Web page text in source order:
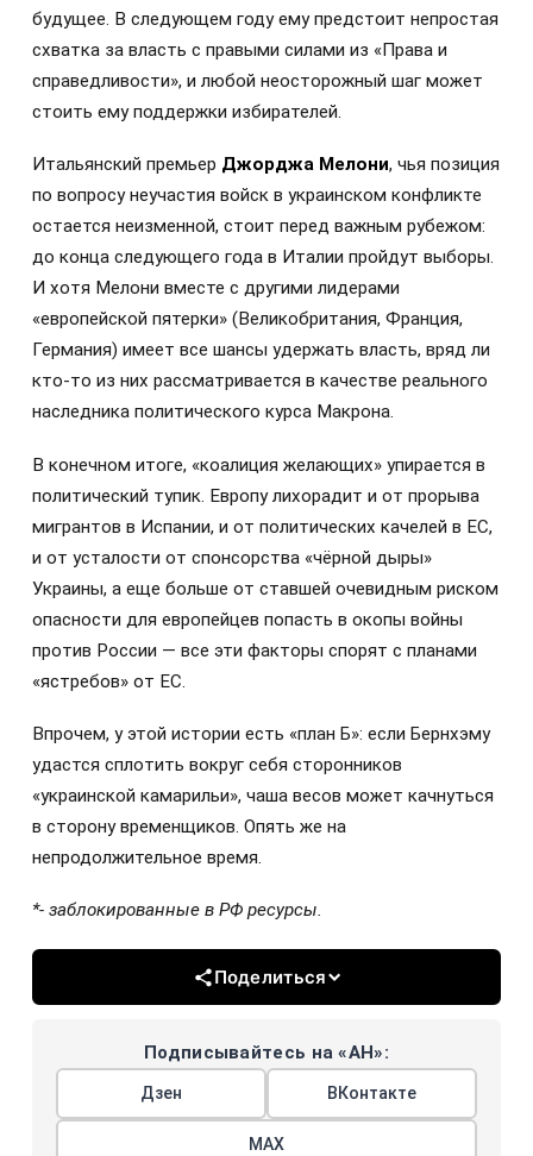
будущее. В следующем году ему предстоит непростая
схватка за власть с правыми силами из «Права и
справедливости», и любой неосторожный шаг может
стоить ему поддержки избирателей.
Итальянский премьер Джорджа Мелони, чья позиция
по вопросу неучастия войск в украинском конфликте
остается неизменной, стоит перед важным рубежом:
до конца следующего года в Италии пройдут выборы.
И хотя Мелони вместе с другими лидерами
«европейской пятерки» (Великобритания, Франция,
Германия) имеет все шансы удержать власть, вряд ли
кто-то из них рассматривается в качестве реального
наследника политического курса Макрона.
В конечном итоге, «коалиция желающих» упирается в
политический тупик. Европу лихорадит и от прорыва
мигрантов в Испании, и от политических качелей в ЕС,
и от усталости от спонсорства «чёрной дыры»
Украины, а еще больше от ставшей очевидным риском
опасности для европейцев попасть в окопы войны
против России — все эти факторы спорят с планами
«ястребов» от ЕС.
Впрочем, у этой истории есть «план Б»: если Бернхэму
удастся сплотить вокруг себя сторонников
«украинской камарильи», чаша весов может качнуться
в сторону временщиков. Опять же на
непродолжительное время.
*- заблокированные в РФ ресурсы.
Поделиться
Подписывайтесь на «АН»:
Дзен ВКонтакте
МАХ